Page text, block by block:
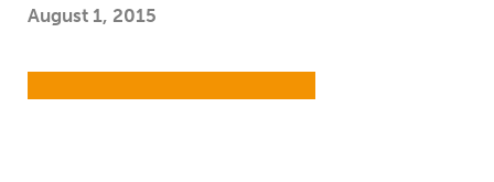
August 1, 2015